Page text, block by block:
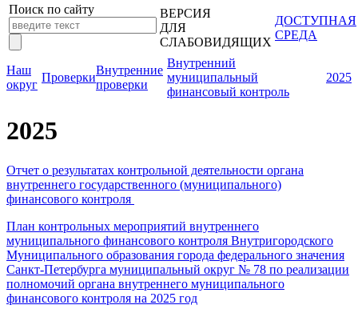
Поиск по сайту
ВЕРСИЯ
ДЛЯ
СЛАБОВИДЯЩИХ
ДОСТУПНАЯ
СРЕДА
Наш
округ
Проверки
Внутренние
проверки
Внутренний
муниципальный
финансовый контроль
2025
2025
Отчет о результатах контрольной деятельности органа
внутреннего государственного (муниципального)
финансового контроля
План контрольных мероприятий внутреннего
муниципального финансового контроля Внутригородского
Муниципального образования города федерального значения
Санкт-Петербурга муниципальный округ № 78 по реализации
полномочий органа внутреннего муниципального
финансового контроля на 2025 год